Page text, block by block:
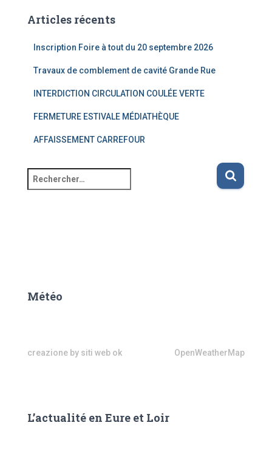
Articles récents
Inscription Foire à tout du 20 septembre 2026
Travaux de comblement de cavité Grande Rue
INTERDICTION CIRCULATION COULÉE VERTE
FERMETURE ESTIVALE MÉDIATHÈQUE
AFFAISSEMENT CARREFOUR
Météo
creazione by siti web ok OpenWeatherMap
L’actualité en Eure et Loir